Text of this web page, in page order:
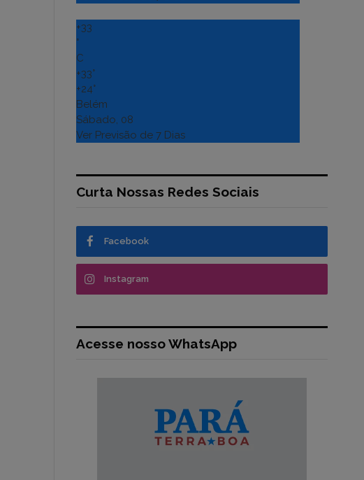
+33
°
C
+33°
+24°
Belém
Sábado, 08
Ver Previsão de 7 Dias
Curta Nossas Redes Sociais
Facebook
Instagram
Acesse nosso WhatsApp